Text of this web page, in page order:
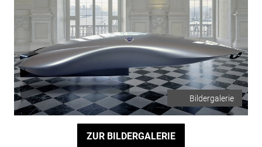
Bildergalerie
ZUR BILDERGALERIE